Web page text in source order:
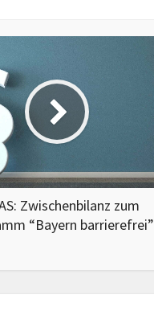
Zwischenbilanz zum
“Bayern barrierefrei”